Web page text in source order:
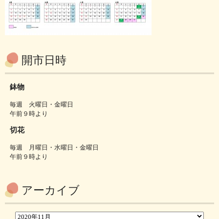
開市日時
鉢物
毎週 火曜日・金曜日
午前９時より
切花
毎週 月曜日・水曜日・金曜日
午前９時より
アーカイブ